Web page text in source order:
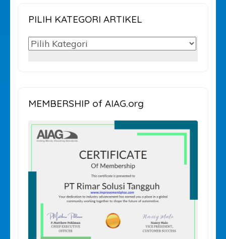
PILIH KATEGORI ARTIKEL
PILIH
MEMBERSHIP of AIAG.org